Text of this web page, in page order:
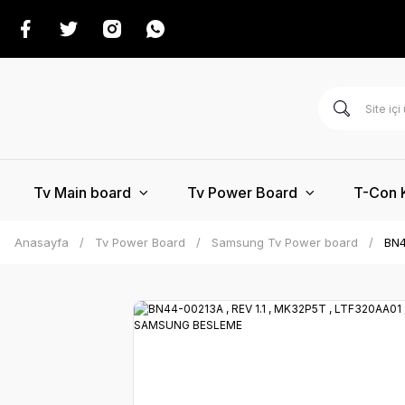
Tv Main board Tv Power Board T-Con
Anasayfa Tv Power Board Samsung Tv Power board